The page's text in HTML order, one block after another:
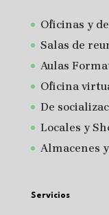
Oficinas y
Salas de
Aulas
Oficina
De
Locales y
Almacenes
Servicios